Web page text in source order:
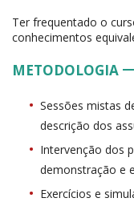
Ter frequentado o
conhecimentos
METODOLOGIA
Sessões mistas
descrição dos
Intervenção dos
demonstração e
Exercícios e